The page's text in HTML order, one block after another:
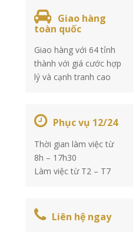
Giao hàng
toàn quốc
Giao hàng với 64 tỉnh
thành với giá cước hợp
lý và cạnh tranh cao
Phục vụ 12/24
Thời gian làm việc từ
8h – 17h30
Làm việc từ T2 – T7
Liên hệ ngay